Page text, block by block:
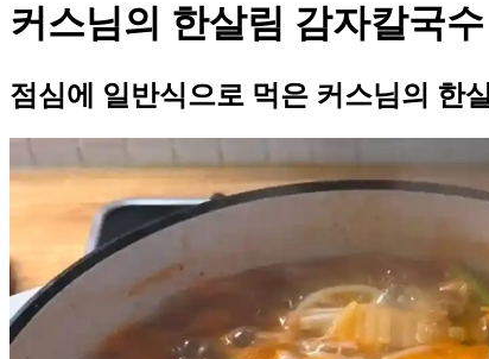
커스님의 한살림 감자칼국
점심에 일반식으로 먹은 커스님의 한